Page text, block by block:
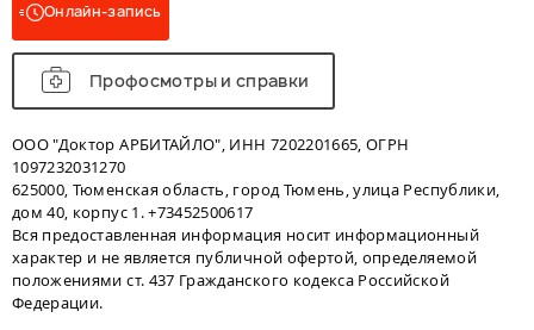
Онлайн-запись
Профосмотры и справки
ООО "Доктор АРБИТАЙЛО", ИНН 7202201665, ОГРН
1097232031270
625000, Тюменская область, город Тюмень, улица Республики,
дом 40, корпус 1. +73452500617
Вся предоставленная информация носит информационный
характер и не является публичной офертой, определяемой
положениями ст. 437 Гражданского кодекса Российской
Федерации.